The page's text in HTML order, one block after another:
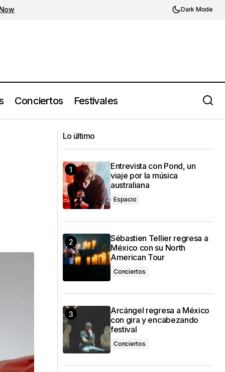
Dark Mode
Conciertos Festivales
grande jamás hecho en Monterrey
Lo último
Entrevista con Pond, un
viaje por la música
australiana
Espacio
Sébastien Tellier regresa a
México con su North
American Tour
Conciertos
Arcángel regresa a México
con gira y encabezando
festival
Conciertos